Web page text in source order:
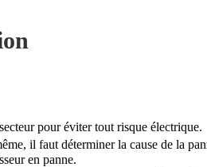
pour éviter tout risque électrique.
il faut déterminer la cause de la
en panne.